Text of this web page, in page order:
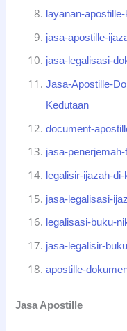
layanan-
jasa-apostille-
jasa-legalisasi-
Jasa-Apostille-
Kedutaan
document-
jasa-
legalisir-ijazah-
jasa-legalisasi-
legalisasi-buku-
jasa-legalisir-
apostille-
Jasa Apostille